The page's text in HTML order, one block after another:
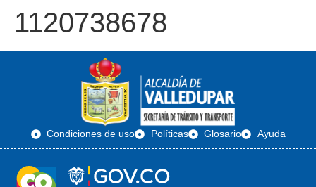
1120738678
Condiciones de uso Políticas Glosario Ayuda